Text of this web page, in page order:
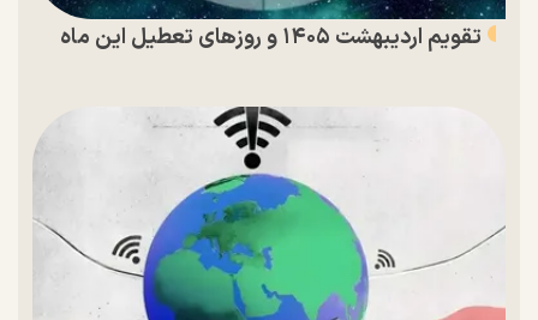
تقویم اردیبهشت ۱۴۰۵ و روز‌های تعطیل این ماه